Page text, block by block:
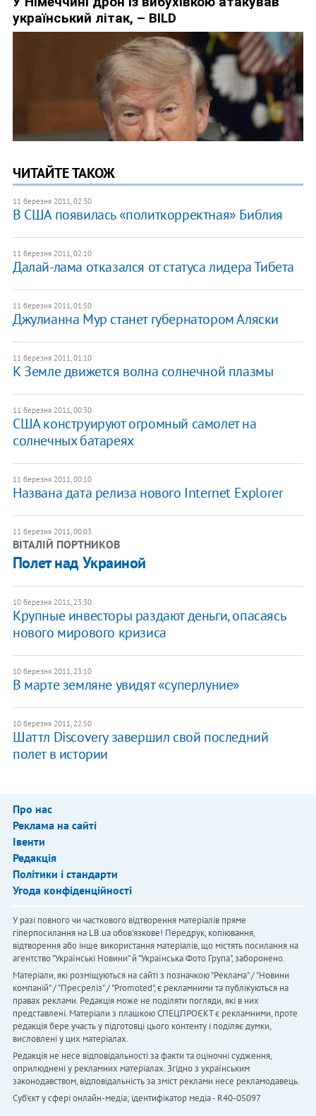
ЧИТАЙТЕ ТАКОЖ
11 березня 2011, 02:30
В США появилась «политкорректная» Библия
11 березня 2011, 02:10
Далай-лама отказался от статуса лидера Тибета
11 березня 2011, 01:50
Джулианна Мур станет губернатором Аляски
11 березня 2011, 01:10
К Земле движется волна солнечной плазмы
11 березня 2011, 00:30
США конструируют огромный самолет на
солнечных батареях
11 березня 2011, 00:10
Названа дата релиза нового Internet Explorer
11 березня 2011, 00:03
ВІТАЛІЙ ПОРТНИКОВ
Полет над Украиной
10 березня 2011, 23:30
Крупные инвесторы раздают деньги, опасаясь
нового мирового кризиса
10 березня 2011, 23:10
В марте земляне увидят «суперлуние»
10 березня 2011, 22:50
Шаттл Discovery завершил свой последний
полет в истории
Про нас
Реклама на сайті
Івенти
Редакція
Політики і стандарти
Угода конфіденційності
У разі повного чи часткового відтворення матеріалів пряме
гіперпосилання на LB.ua обов'язкове! Передрук, копіювання,
відтворення або інше використання матеріалів, що містять посилання на
агентство "Українськi Новини" й "Українська Фото Група", заборонено.
Матеріали, які розміщуються на сайті з позначкою "Реклама" / "Новини
компаній" / "Пресреліз" / "Promoted", є рекламними та публікуються на
правах реклами. Редакція може не поділяти погляди, які в них
представлені. Матеріали з плашкою СПЕЦПРОЄКТ є рекламними, проте
редакція бере участь у підготовці цього контенту і поділяє думки,
висловлені у цих матеріалах.
Редакція не несе відповідальності за факти та оціночні судження,
оприлюднені у рекламних матеріалах. Згідно з українським
законодавством, відповідальність за зміст реклами несе рекламодавець.
Cуб'єкт у сфері онлайн-медіа; ідентифікатор медіа - R40-05097